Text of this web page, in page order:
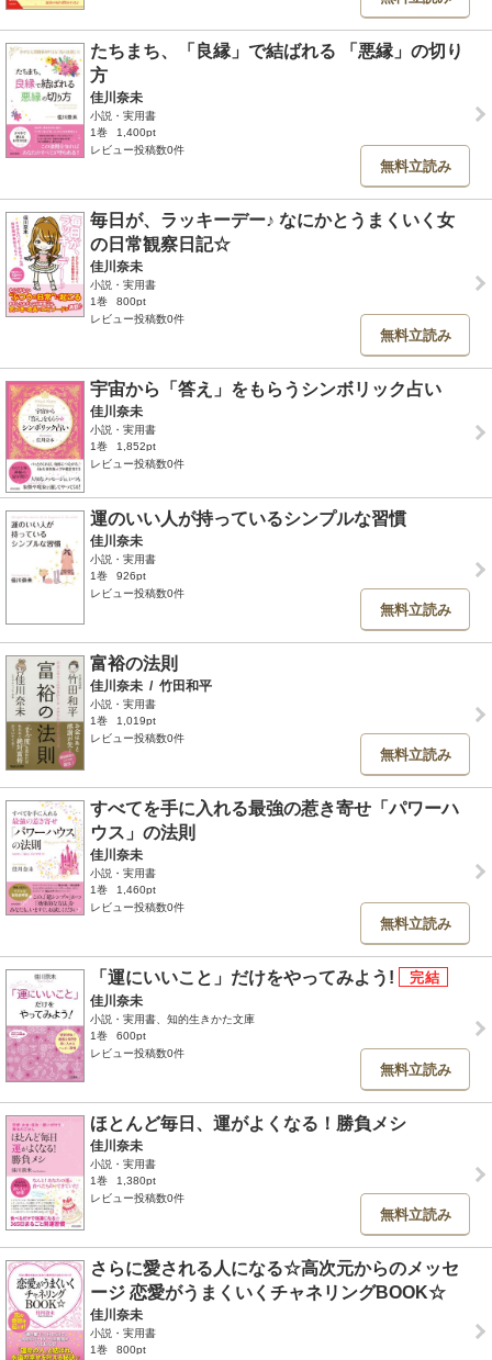
たちまち、「良縁」で結ばれる 「悪縁」の切り
方
佳川奈未
小説・実用書
1巻
1,400pt
レビュー投稿数0件
無料立読み
毎日が、ラッキーデー♪ なにかとうまくいく女
の日常観察日記☆
佳川奈未
小説・実用書
1巻
800pt
レビュー投稿数0件
無料立読み
宇宙から「答え」をもらうシンボリック占い
佳川奈未
小説・実用書
1巻
1,852pt
レビュー投稿数0件
運のいい人が持っているシンプルな習慣
佳川奈未
小説・実用書
1巻
926pt
レビュー投稿数0件
無料立読み
富裕の法則
佳川奈未 / 竹田和平
小説・実用書
1巻
1,019pt
レビュー投稿数0件
無料立読み
すべてを手に入れる最強の惹き寄せ「パワーハ
ウス」の法則
佳川奈未
小説・実用書
1巻
1,460pt
レビュー投稿数0件
無料立読み
「運にいいこと」だけをやってみよう!
佳川奈未
小説・実用書、知的生きかた文庫
1巻
600pt
レビュー投稿数0件
無料立読み
ほとんど毎日、運がよくなる！勝負メシ
佳川奈未
小説・実用書
1巻
1,380pt
レビュー投稿数0件
無料立読み
さらに愛される人になる☆高次元からのメッセ
ージ 恋愛がうまくいくチャネリングBOOK☆
佳川奈未
小説・実用書
1巻
800pt